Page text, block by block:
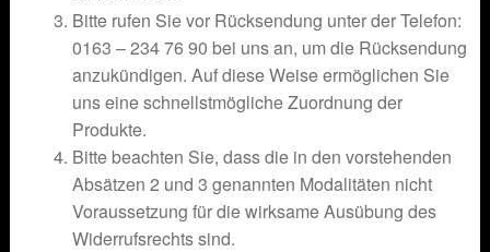
Bitte rufen Sie vor Rücksendung unter der Telefon:
0163 – 234 76 90 bei uns an, um die Rücksendung
anzukündigen. Auf diese Weise ermöglichen Sie
uns eine schnellstmögliche Zuordnung der
Produkte.
Bitte beachten Sie, dass die in den vorstehenden
Absätzen 2 und 3 genannten Modalitäten nicht
Voraussetzung für die wirksame Ausübung des
Widerrufsrechts sind.